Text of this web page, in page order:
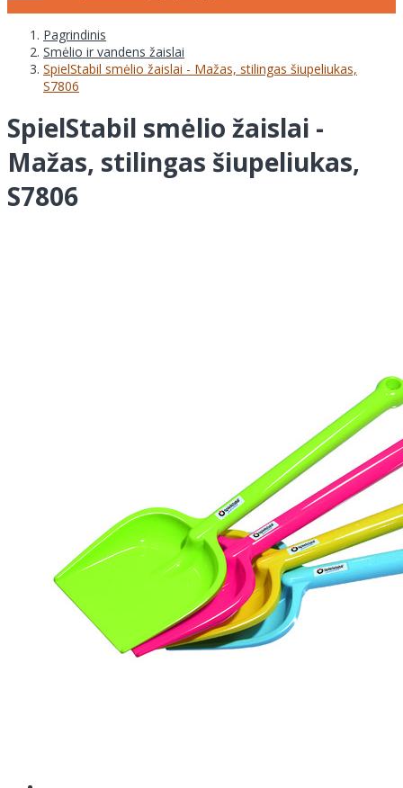
Pagrindinis
Smėlio ir vandens žaislai
SpielStabil smėlio žaislai - Mažas, stilingas šiupeliukas,
S7806
SpielStabil smėlio žaislai -
Mažas, stilingas šiupeliukas,
S7806